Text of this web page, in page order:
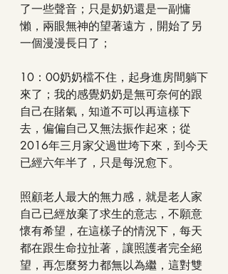
了一些聲音；只是奶奶還是一副慵
懶，兩眼無神的望著遠方，開始了另
一個漫漫長日了；
10：00奶奶檔不住，起身進房間躺下
來了；我的感覺奶奶是無可奈何的跟
自己在賭氣，知道不可以再這樣下
去，偏偏自己又無法振作起來；從
2016年三月家父過世垮下來，到今天
已經六年半了，只是每況愈下。
照顧老人最大的無力感，就是老人家
自己已經放棄了求生的意志，不願意
懷有希望，在這樣子的情況下，每天
都在跟生命拉扯著，讓照護者完全絕
望，再怎麼努力都無以為繼，這對雙